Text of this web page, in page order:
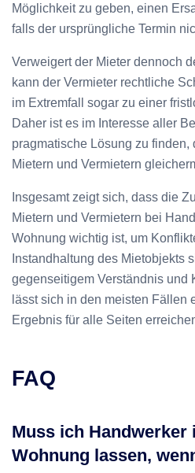
Möglichkeit zu geben, einen
falls der ursprüngliche Termin
Verweigert der Mieter dennoch
kann der Vermieter rechtliche
im Extremfall sogar zu einer
Daher ist es im Interesse aller
pragmatische Lösung zu finden,
Mietern und Vermietern
Insgesamt zeigt sich, dass die
Mietern und Vermietern bei
Wohnung wichtig ist, um
Instandhaltung des Mietobjekts
gegenseitigem Verständnis und
lässt sich in den meisten Fällen
Ergebnis für alle Seiten
FAQ
Muss ich Handwerker
Wohnung lassen,